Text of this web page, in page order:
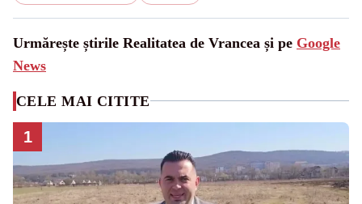
Urmărește știrile Realitatea de Vrancea și pe Google
News
CELE MAI CITITE
1